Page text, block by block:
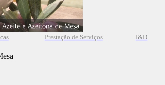
Prestação de Serviços I&D